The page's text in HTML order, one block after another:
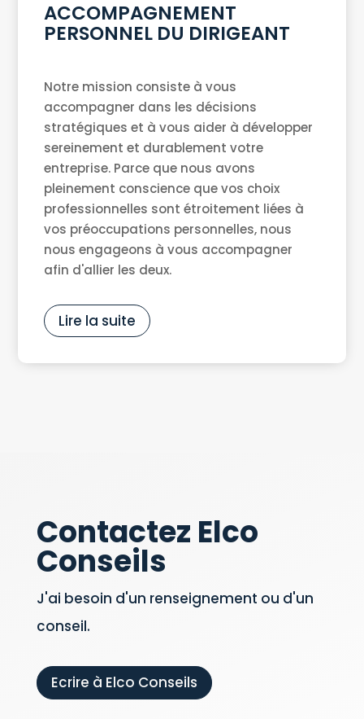
ACCOMPAGNEMENT
PERSONNEL DU DIRIGEANT
Notre mission consiste à vous
accompagner dans les décisions
stratégiques et à vous aider à développer
sereinement et durablement votre
entreprise. Parce que nous avons
pleinement conscience que vos choix
professionnelles sont étroitement liées à
vos préoccupations personnelles, nous
nous engageons à vous accompagner
afin d'allier les deux.
Lire la suite
Contactez Elco
Conseils
J'ai besoin d'un renseignement ou d'un
conseil.
Ecrire à Elco Conseils